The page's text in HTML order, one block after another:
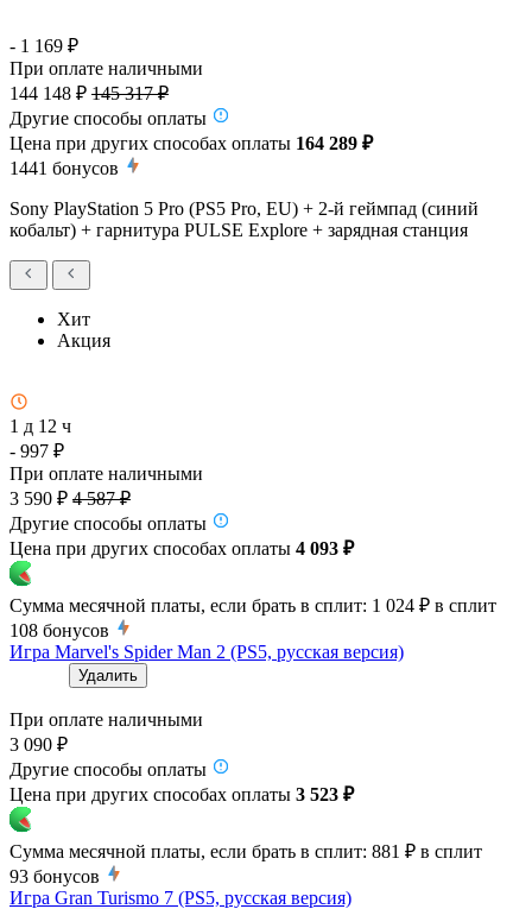
- 1 169 ₽
При оплате наличными
144 148 ₽ 145 317 ₽
Другие способы оплаты
Цена при других способах оплаты 164 289 ₽
1441 бонусов
Sony PlayStation 5 Pro (PS5 Pro, EU) + 2-й геймпад (синий
кобальт) + гарнитура PULSE Explore + зарядная станция
Хит
Акция
1 д 12 ч
- 997 ₽
При оплате наличными
3 590 ₽ 4 587 ₽
Другие способы оплаты
Цена при других способах оплаты 4 093 ₽
Сумма месячной платы, если брать в сплит: 1 024 ₽ в сплит
108 бонусов
Игра Marvel's Spider Man 2 (PS5, русская версия)
Удалить
При оплате наличными
3 090 ₽
Другие способы оплаты
Цена при других способах оплаты 3 523 ₽
Сумма месячной платы, если брать в сплит: 881 ₽ в сплит
93 бонусов
Игра Gran Turismo 7 (PS5, русская версия)